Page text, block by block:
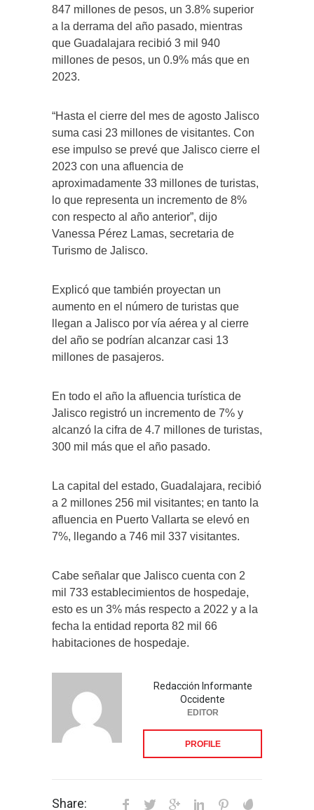
847 millones de pesos, un 3.8% superior
a la derrama del año pasado, mientras
que Guadalajara recibió 3 mil 940
millones de pesos, un 0.9% más que en
2023.
“Hasta el cierre del mes de agosto Jalisco
suma casi 23 millones de visitantes. Con
ese impulso se prevé que Jalisco cierre el
2023 con una afluencia de
aproximadamente 33 millones de turistas,
lo que representa un incremento de 8%
con respecto al año anterior”, dijo
Vanessa Pérez Lamas, secretaria de
Turismo de Jalisco.
Explicó que también proyectan un
aumento en el número de turistas que
llegan a Jalisco por vía aérea y al cierre
del año se podrían alcanzar casi 13
millones de pasajeros.
En todo el año la afluencia turística de
Jalisco registró un incremento de 7% y
alcanzó la cifra de 4.7 millones de turistas,
300 mil más que el año pasado.
La capital del estado, Guadalajara, recibió
a 2 millones 256 mil visitantes; en tanto la
afluencia en Puerto Vallarta se elevó en
7%, llegando a 746 mil 337 visitantes.
Cabe señalar que Jalisco cuenta con 2
mil 733 establecimientos de hospedaje,
esto es un 3% más respecto a 2022 y a la
fecha la entidad reporta 82 mil 66
habitaciones de hospedaje.
Redacción Informante
Occidente
EDITOR
PROFILE
Share: